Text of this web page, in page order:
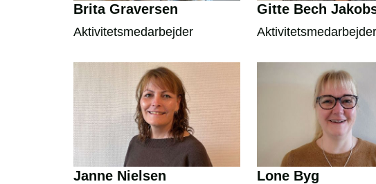
Brita Graversen
Aktivitetsmedarbejder
Gitte Bech
Aktivitetsmedarbejder
Janne Nielsen Lone Byg